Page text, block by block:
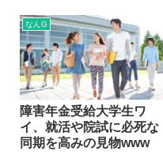
高市早苗、被爆体験者と面会
大谷翔平が今永昇太を睨み
6月の消費支出-3.3%で7か月
韓国人「熊本地震で見る日
海外「素晴らしい！」日本
NARUTO、ここにきてガチ
なんG
障害年金受給大学生ワ
イ、就活や院試に必死な
同期を高みの見物www